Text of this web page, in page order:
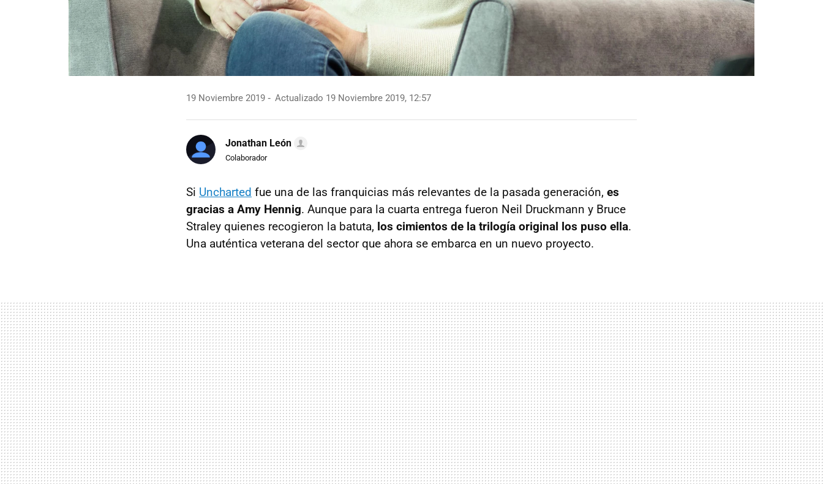
19 Noviembre 2019 Actualizado 19 Noviembre 2019, 12:57
Jonathan León
Colaborador
Si Uncharted fue una de las franquicias más relevantes de la pasada generación, es
gracias a Amy Hennig. Aunque para la cuarta entrega fueron Neil Druckmann y Bruce
Straley quienes recogieron la batuta, los cimientos de la trilogía original los puso ella.
Una auténtica veterana del sector que ahora se embarca en un nuevo proyecto.